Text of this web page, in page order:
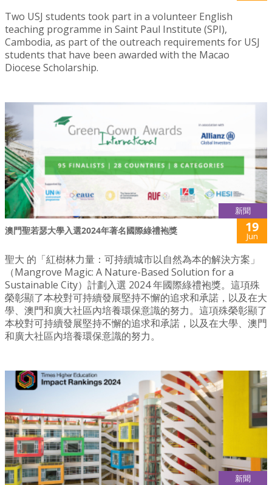
Two USJ students took part in a volunteer English
teaching programme in Saint Paul Institute (SPI),
Cambodia, as part of the outreach requirements for USJ
students that have been awarded with the Macao
Diocese Scholarship.
新聞
澳門聖若瑟大學入選2024年著名國際綠禮袍獎 19
Jun
聖大 的「紅樹林力量：可持續城市以自然為本的解決方案」
（Mangrove Magic: A Nature-Based Solution for a
Sustainable City）計劃入選 2024 年國際綠禮袍獎。這項殊
榮彰顯了本校對可持續發展堅持不懈的追求和承諾，以及在大
學、澳門和廣大社區內培養環保意識的努力。這項殊榮彰顯了
本校對可持續發展堅持不懈的追求和承諾，以及在大學、澳門
和廣大社區內培養環保意識的努力。
新聞